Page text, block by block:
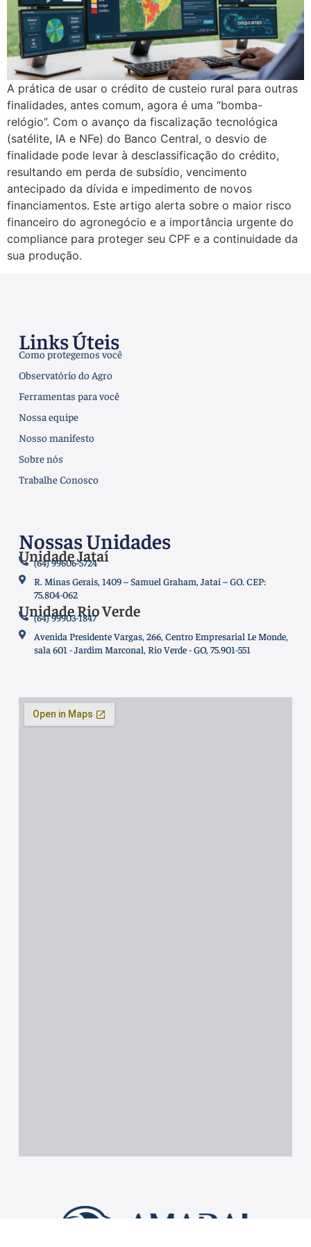
A prática de usar o crédito de custeio rural para outras
finalidades, antes comum, agora é uma “bomba-
relógio”. Com o avanço da fiscalização tecnológica
(satélite, IA e NFe) do Banco Central, o desvio de
finalidade pode levar à desclassificação do crédito,
resultando em perda de subsídio, vencimento
antecipado da dívida e impedimento de novos
financiamentos. Este artigo alerta sobre o maior risco
financeiro do agronegócio e a importância urgente do
compliance para proteger seu CPF e a continuidade da
sua produção.
Links Úteis
Como protegemos você
Observatório do Agro
Ferramentas para você
Nossa equipe
Nosso manifesto
Sobre nós
Trabalhe Conosco
Nossas Unidades
Unidade Jataí
(64) 99606-5724
R. Minas Gerais, 1409 – Samuel Graham, Jataí – GO. CEP:
75.804-062
Unidade Rio Verde
(64) 99903-1847
Avenida Presidente Vargas, 266, Centro Empresarial Le Monde,
sala 601 - Jardim Marconal, Rio Verde - GO, 75.901-551